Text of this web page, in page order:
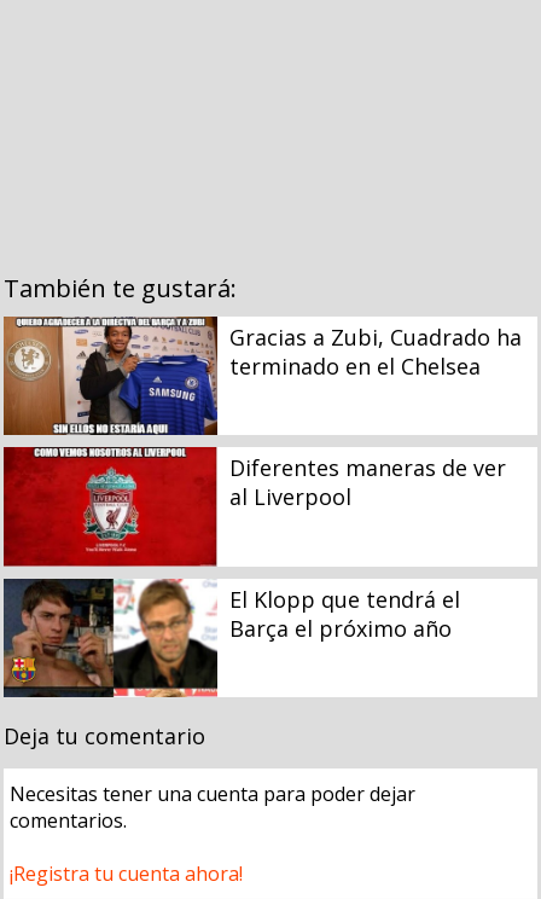
También te gustará:
Gracias a Zubi, Cuadrado ha
terminado en el Chelsea
Diferentes maneras de ver
al Liverpool
El Klopp que tendrá el
Barça el próximo año
Deja tu comentario
Necesitas tener una cuenta para poder dejar
comentarios.
¡Registra tu cuenta ahora!